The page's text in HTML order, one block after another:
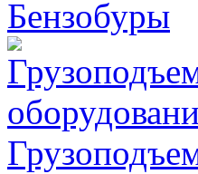
Бензобуры